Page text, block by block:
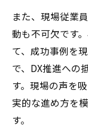
また、現場従業
動も不可欠です
て、成功事例を
で、DX推進への
す。現場の声を
実的な進め方を
す。